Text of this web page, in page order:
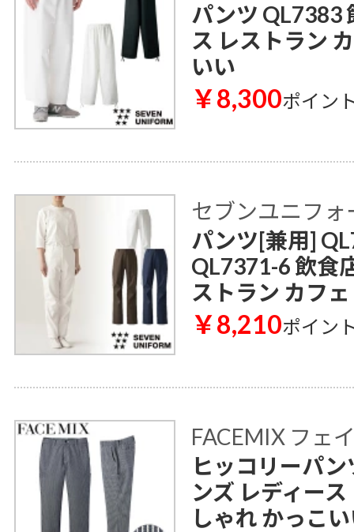
パンツ QL7383
ス レストラン
いい
￥8,300ポイン
セブンユニフォ
パンツ[兼用]
QL7371-6 飲食
ストラン カフ
￥8,210ポイン
FACEMIX フェ
ヒッコリーパン
ンズ レディー
しゃれ かっこ